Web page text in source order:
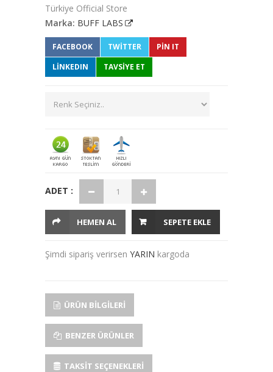
Türkiye Official Store
Marka: BUFF LABS
FACEBOOK TWITTER
PIN IT
LINKEDIN
TAVSİYE ET
ADET :
HEMEN AL SEPETE EKLE
Şimdi sipariş verirsen YARIN kargoda
ÜRÜN BILGILERI
BENZER ÜRÜNLER
TAKSIT SEÇENEKLERI